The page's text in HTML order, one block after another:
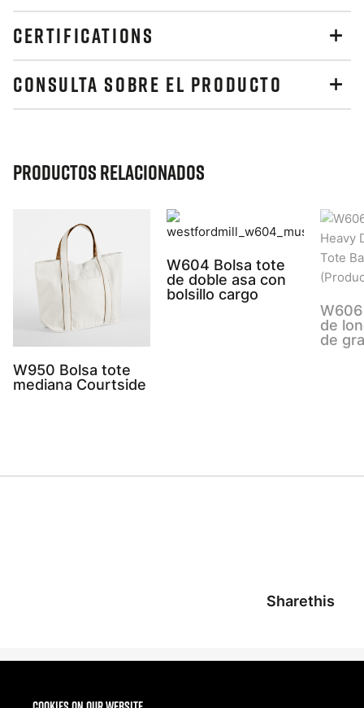
CERTIFICATIONS
CONSULTA SOBRE EL PRODUCTO
Productos relacionados
W950 Bolsa tote
mediana Courtside
W604 Bolsa tote
de doble asa con
bolsillo cargo
de
de
Sharethis